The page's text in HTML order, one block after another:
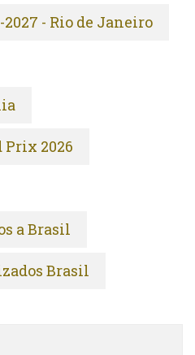
- Rio de Janeiro
Prix 2026
a Brasil
Brasil